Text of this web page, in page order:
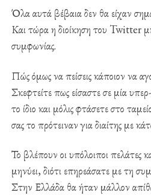
Όλα αυτά βέβαια δεν θα είχαν
Και τώρα η διοίκηση του Twitter
συμφωνίας.
Πώς όμως να πείσεις κάποιον να
Σκεφτείτε πως είσαστε σε μία
το ίδιο και μόλις φτάσετε στο
σας το πρότειναν για διαίτης με
Το βλέπουν οι υπόλοιποι πελάτες
μηνύει, διότι επηρεάσατε με τη
Στην Ελλάδα θα ήταν μάλλον